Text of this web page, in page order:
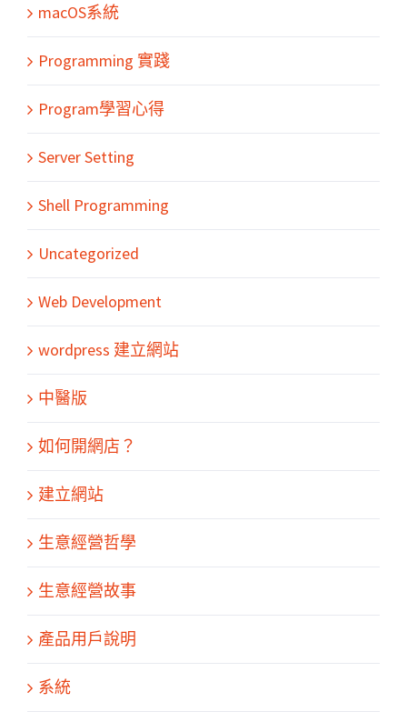
macOS系統
Programming 實踐
Program學習心得
Server Setting
Shell Programming
Uncategorized
Web Development
wordpress 建立網站
中醫版
如何開網店？
建立網站
生意經營哲學
生意經營故事
產品用戶說明
系統